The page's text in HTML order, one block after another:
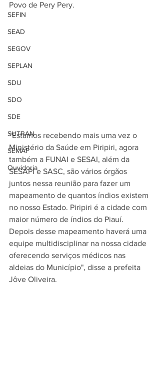
SEFIN
SEAD
SEGOV
SEPLAN
SDU
SDO
SDE
SUTRAN
SEMAF
Ouvidoria
Povo de Pery Pery.
“Estamos recebendo mais uma vez o
Ministério da Saúde em Piripiri, agora
também a FUNAI e SESAI, além da
SESAPI e SASC, são vários órgãos
juntos nessa reunião para fazer um
mapeamento de quantos índios existem
no nosso Estado. Piripiri é a cidade com
maior número de índios do Piauí.
Depois desse mapeamento haverá uma
equipe multidisciplinar na nossa cidade
oferecendo serviços médicos nas
aldeias do Município", disse a prefeita
Jôve Oliveira.